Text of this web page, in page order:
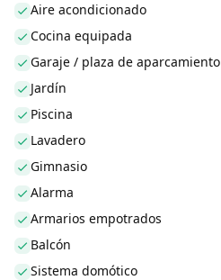
Aire acondicionado
Cocina equipada
Garaje / plaza de aparcamiento
Jardín
Piscina
Lavadero
Gimnasio
Alarma
Armarios empotrados
Balcón
Sistema domótico